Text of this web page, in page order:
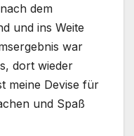
dem
und ins Weite
war
dort wieder
meine Devise für
und Spaß